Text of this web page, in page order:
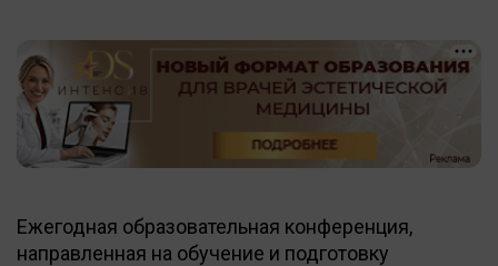
18+
Ежегодная образовательная конференция,
направленная на обучение и подготовку